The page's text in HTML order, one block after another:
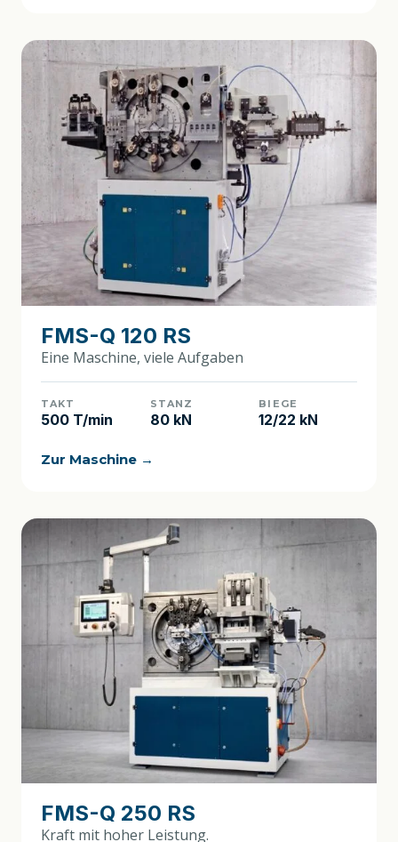
FMS-Q 120 RS
Eine Maschine, viele Aufgaben
TAKT
500 T/min
STANZ
80 kN
BIEGE
12/22 kN
Zur Maschine →
FMS-Q 250 RS
Kraft mit hoher Leistung.